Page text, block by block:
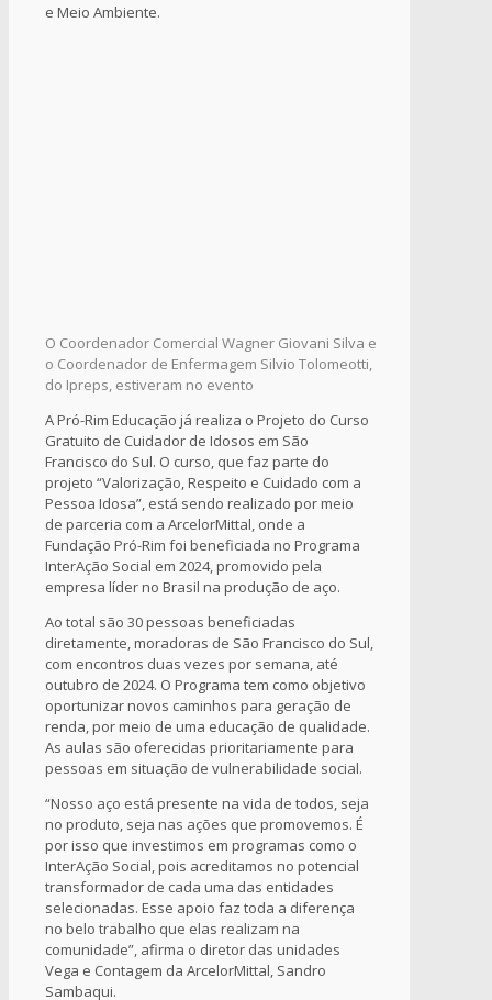
e Meio Ambiente.
O Coordenador Comercial Wagner Giovani Silva e
o Coordenador de Enfermagem Silvio Tolomeotti,
do Ipreps, estiveram no evento
A Pró-Rim Educação já realiza o Projeto do Curso
Gratuito de Cuidador de Idosos em São
Francisco do Sul. O curso, que faz parte do
projeto “Valorização, Respeito e Cuidado com a
Pessoa Idosa”, está sendo realizado por meio
de parceria com a ArcelorMittal, onde a
Fundação Pró-Rim foi beneficiada no Programa
InterAção Social em 2024, promovido pela
empresa líder no Brasil na produção de aço.
Ao total são 30 pessoas beneficiadas
diretamente, moradoras de São Francisco do Sul,
com encontros duas vezes por semana, até
outubro de 2024. O Programa tem como objetivo
oportunizar novos caminhos para geração de
renda, por meio de uma educação de qualidade.
As aulas são oferecidas prioritariamente para
pessoas em situação de vulnerabilidade social.
“Nosso aço está presente na vida de todos, seja
no produto, seja nas ações que promovemos. É
por isso que investimos em programas como o
InterAção Social, pois acreditamos no potencial
transformador de cada uma das entidades
selecionadas. Esse apoio faz toda a diferença
no belo trabalho que elas realizam na
comunidade”, afirma o diretor das unidades
Vega e Contagem da ArcelorMittal, Sandro
Sambaqui.